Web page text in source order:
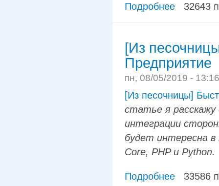
Подробнее 32643
[Из
Предприятие
пн, 08/05/2019 -
[Из песочницы]
статье я расскажу
интеграции
будет интересна
Core, PHP и Python.
Подробнее 33586